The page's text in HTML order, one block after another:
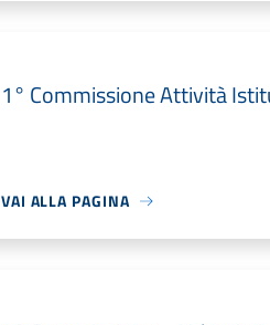
1° Commissione Attività
VAI ALLA PAGINA